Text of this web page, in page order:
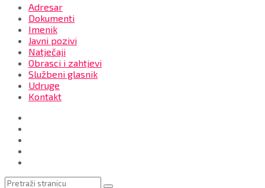
Adresar
Dokumenti
Imenik
Javni pozivi
Natječaji
Obrasci i zahtjevi
Službeni glasnik
Udruge
Kontakt
Pretraga